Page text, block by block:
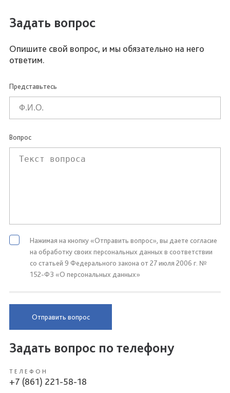
Задать вопрос
Опишите свой вопрос, и мы обязательно на него
ответим.
Представьтесь
Вопрос
Нажимая на кнопку «Отправить вопрос», вы даете согласие
на обработку своих персональных данных в соответствии
со статьей 9 Федерального закона от 27 июля 2006 г. №
152-ФЗ «О персональных данных»
Отправить вопрос
Задать вопрос по телефону
ТЕЛЕФОН
+7 (861) 221-58-18